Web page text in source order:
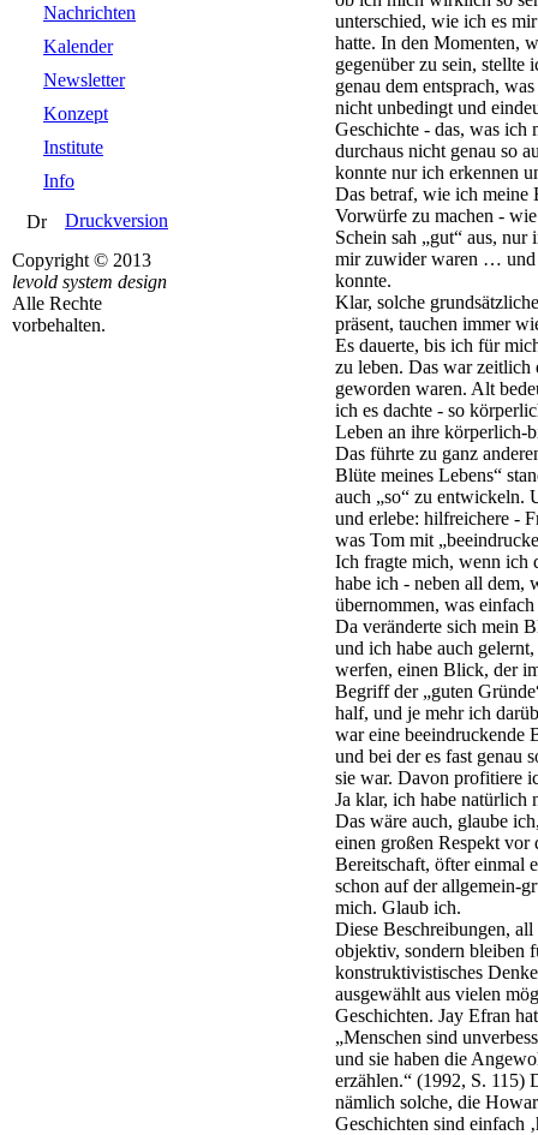
Nachrichten
Kalender
Newsletter
Konzept
Institute
Info
Druckversion
Copyright © 2013
levold system design
Alle Rechte
vorbehalten.
unterschied, wie ich es
hatte. In den Momenten,
gegenüber zu sein, stellte
genau dem entsprach,
nicht unbedingt und
Geschichte - das, was ich
durchaus nicht genau so
konnte nur ich erkennen
Das betraf, wie ich meine
Vorwürfe zu machen -
Schein sah „gut“ aus,
mir zuwider waren … und
konnte.
Klar, solche
präsent, tauchen immer
Es dauerte, bis ich für
zu leben. Das war zeitlich
geworden waren. Alt
ich es dachte - so
Leben an ihre körperlich-
Das führte zu ganz
Blüte meines Lebens“
auch „so“ zu entwickeln.
und erlebe: hilfreichere -
was Tom mit
Ich fragte mich, wenn ich
habe ich - neben all dem,
übernommen, was
Da veränderte sich mein
und ich habe auch
werfen, einen Blick, der
Begriff der „guten
half, und je mehr ich
war eine beeindruckende
und bei der es fast genau
sie war. Davon profitiere
Ja klar, ich habe natürlich
Das wäre auch, glaube
einen großen Respekt vor
Bereitschaft, öfter einmal
schon auf der allgemein-
mich. Glaub ich.
Diese Beschreibungen,
objektiv, sondern bleiben
konstruktivistisches
ausgewählt aus vielen
Geschichten. Jay Efran
„Menschen sind
und sie haben die
erzählen.“ (1992, S. 115)
nämlich solche, die
Geschichten sind einfach